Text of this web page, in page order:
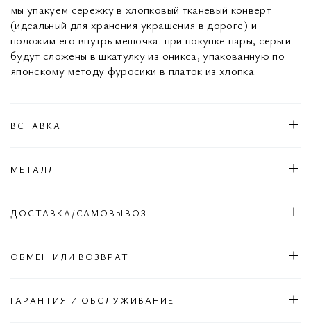
мы упакуем сережку в хлопковый тканевый конверт
(идеальный для хранения украшения в дороге) и
положим его внутрь мешочка. при покупке пары, серьги
будут сложены в шкатулку из оникса, упакованную по
японскому методу фуросики в платок из хлопка.
ВСТАВКА
МЕТАЛЛ
ДОСТАВКА/САМОВЫВОЗ
ОБМЕН ИЛИ ВОЗВРАТ
ГАРАНТИЯ И ОБСЛУЖИВАНИЕ